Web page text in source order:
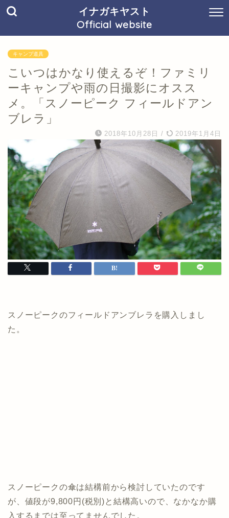
イナガキヤスト
Official website
キャンプ道具
こいつはかなり使えるぞ！ファミリ
ーキャンプや雨の日撮影にオスス
メ。「スノーピーク フィールドアン
ブレラ」
2018年10月28日 / 2019年1月4日
スノーピークのフィールドアンブレラを購入しまし
た。
スノーピークの傘は結構前から検討していたのです
が、値段が9,800円(税別)と結構高いので、なかなか購
入するまでは至ってませんでした。